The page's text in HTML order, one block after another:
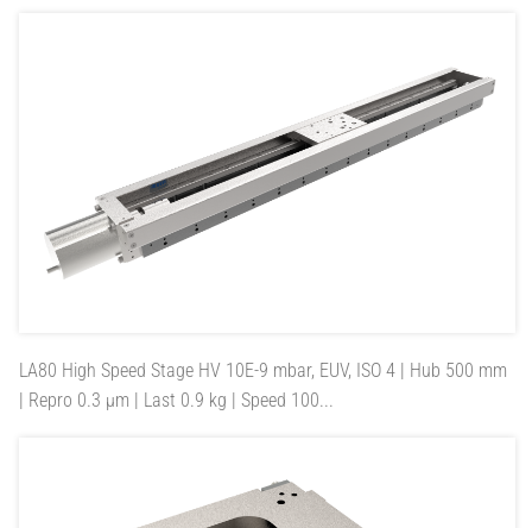
LA80 High Speed Stage HV 10E-9 mbar, EUV, ISO 4 | Hub 500 mm
| Repro 0.3 µm | Last 0.9 kg | Speed 100...